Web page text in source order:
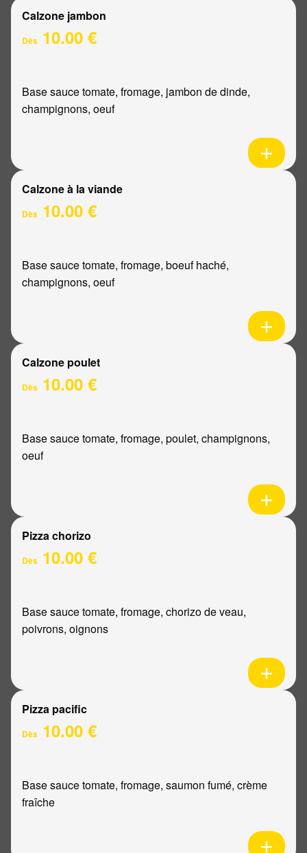
Calzone jambon
Dès 10.00 €
Base sauce tomate, fromage, jambon de dinde,
champignons, oeuf
Calzone à la viande
Dès 10.00 €
Base sauce tomate, fromage, boeuf haché,
champignons, oeuf
Calzone poulet
Dès 10.00 €
Base sauce tomate, fromage, poulet, champignons,
oeuf
Pizza chorizo
Dès 10.00 €
Base sauce tomate, fromage, chorizo de veau,
poivrons, oignons
Pizza pacific
Dès 10.00 €
Base sauce tomate, fromage, saumon fumé, crème
fraîche